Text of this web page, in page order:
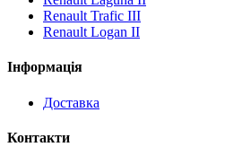
Renault Trafic III
Renault Logan II
Інформація
Доставка
Контакти